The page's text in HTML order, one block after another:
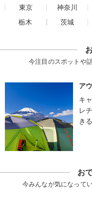
東京
神奈川
栃木
茨城
今注目のスポットや
ア
キ
レ
き
お
今みんなが気になって